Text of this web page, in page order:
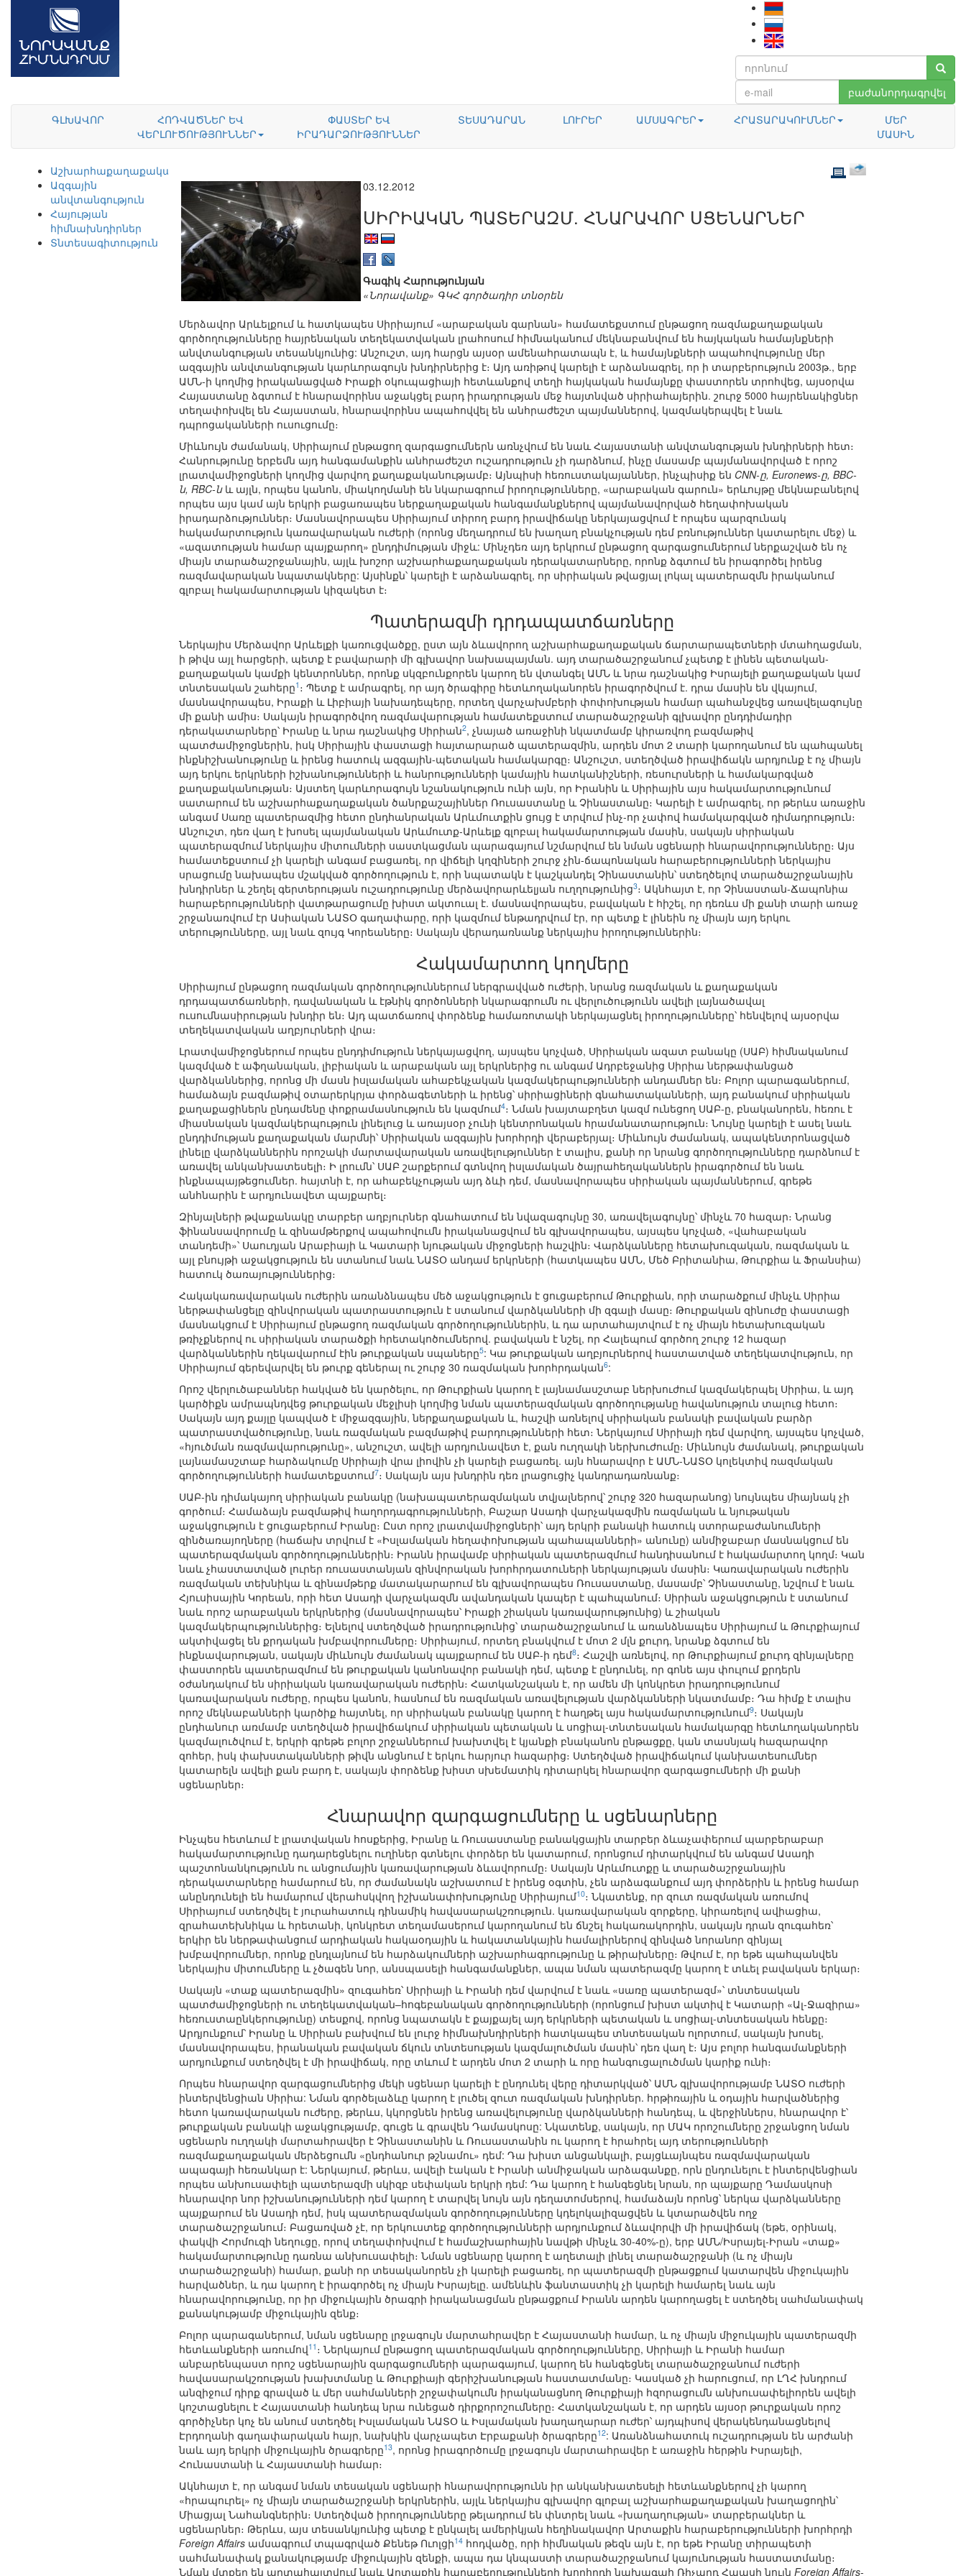
բաժանորդագրվել
ԳԼԽԱՎՈՐ
ՀՈԴՎԱԾՆԵՐ ԵՎ
ՎԵՐԼՈՒԾՈՒԹՅՈՒՆՆԵՐ
ՓԱՍՏԵՐ ԵՎ
ԻՐԱԴԱՐՁՈՒԹՅՈՒՆՆԵՐ
ՏԵՍԱԴԱՐԱՆ ԼՈՒՐԵՐ ԱՄՍԱԳՐԵՐ ՀՐԱՏԱՐԱԿՈՒՄՆԵՐ
ՄԵՐ
ՄԱՍԻՆ
Աշխարհաքաղաքականություն
Ազգային
անվտանգություն
Հայության
հիմնախնդիրներ
Տնտեսագիտություն
03.12.2012
ՍԻՐԻԱԿԱՆ ՊԱՏԵՐԱԶՄ. ՀՆԱՐԱՎՈՐ ՍՑԵՆԱՐՆԵՐ
Գագիկ Հարությունյան
«Նորավանք» ԳԿՀ գործադիր տնօրեն
Մերձավոր Արևելքում և հատկապես Սիրիայում «արաբական գարնան» համատեքստում ընթացող ռազմաքաղաքական
գործողությունները հայրենական տեղեկատվական լրահոսում հիմնականում մեկնաբանվում են հայկական համայնքների
անվտանգության տեսանկյունից: Անշուշտ, այդ հարցն այսօր ամենահրատապն է, և համայնքների ապահովությունը մեր
ազգային անվտանգության կարևորագույն խնդիրներից է։ Այդ առիթով կարելի է արձանագրել, որ ի տարբերություն 2003թ., երբ
ԱՄՆ-ի կողմից իրականացված Իրաքի օկուպացիայի հետևանքով տեղի հայկական համայնքը փաստորեն տրոհվեց, այսօրվա
Հայաստանը ձգտում է հնարավորինս աջակցել բարդ իրադրության մեջ հայտնված սիրիահայերին. շուրջ 5000 հայրենակիցներ
տեղափոխվել են Հայաստան, հնարավորինս ապահովվել են անհրաժեշտ պայմաններով, կազմակերպվել է նաև
դպրոցականների ուսուցումը։
Միևնույն ժամանակ, Սիրիայում ընթացող զարգացումներն առնչվում են նաև Հայաստանի անվտանգության խնդիրների հետ։
Հանրությունը երբեմն այդ հանգամանքին անհրաժեշտ ուշադրություն չի դարձնում, ինչը մասամբ պայմանավորված է որոշ
լրատվամիջոցների կողմից վարվող քաղաքականությամբ։ Այնպիսի հեռուստակայաններ, ինչպիսիք են CNN-ը, Euronews-ը, BBC-
ն, RBC-նև այլն, որպես կանոն, միակողմանի են նկարագրում իրողությունները, «արաբական գարուն» երևույթը մեկնաբանելով
որպես այս կամ այն երկրի բացառապես ներքաղաքական հանգամանքներով պայմանավորված հեղափոխական
իրադարձություններ։ Մասնավորապես Սիրիայում տիրող բարդ իրավիճակը ներկայացվում է որպես պարզունակ
հակամարտություն կառավարական ուժերի (որոնց մեղադրում են խաղաղ բնակչության դեմ բռնություններ կատարելու մեջ) և
«ազատության համար պայքարող» ընդդիմության միջև: Մինչդեռ այդ երկրում ընթացող զարգացումներում ներքաշված են ոչ
միայն տարածաշրջանային, այլև խոշոր աշխարհաքաղաքական դերակատարները, որոնք ձգտում են իրագործել իրենց
ռազմավարական նպատակները: Այսինքն՝ կարելի է արձանագրել, որ սիրիական թվացյալ լոկալ պատերազմն իրականում
գլոբալ հակամարտության կիզակետ է։
Պատերազմի դրդապատճառները
Ներկայիս Մերձավոր Արևելքի կառուցվածքը, ըստ այն ձևավորող աշխարհաքաղաքական ճարտարապետների մտահղացման,
ի թիվս այլ հարցերի, պետք է բավարարի մի գլխավոր նախապայման. այդ տարածաշրջանում չպետք է լինեն պետական-
քաղաքական կամքի կենտրոններ, որոնք սկզբունքորեն կարող են վտանգել ԱՄՆ և նրա դաշնակից Իսրայելի քաղաքական կամ
տնտեսական շահերը1 ։ Պետք է ամրագրել, որ այդ ծրագիրը հետևողականորեն իրագործվում է. դրա մասին են վկայում,
մասնավորապես, Իրաքի և Լիբիայի նախադեպերը, որտեղ վարչախմբերի փոփոխության համար պահանջվեց առավելագույնը
մի քանի ամիս։ Սակայն իրագործվող ռազմավարության համատեքստում տարածաշրջանի գլխավոր ընդդիմադիր
դերակատարները՝ Իրանը և նրա դաշնակից Սիրիան2, չնայած առաջինի նկատմամբ կիրառվող բազմաթիվ
պատժամիջոցներին, իսկ Սիրիային փաստացի հայտարարած պատերազմին, արդեն մոտ 2 տարի կարողանում են պահպանել
ինքնիշխանությունը և իրենց հատուկ ազգային-պետական համակարգը։ Անշուշտ, ստեղծված իրավիճակն արդյունք է ոչ միայն
այդ երկու երկրների իշխանությունների և հանրությունների կամային հատկանիշների, ռեսուրսների և համակարգված
քաղաքականության։ Այստեղ կարևորագույն նշանակություն ունի այն, որ Իրանին և Սիրիային այս հակամարտությունում
սատարում են աշխարհաքաղաքական ծանրքաշայիններ Ռուսաստանը և Չինաստանը։ Կարելի է ամրագրել, որ թերևս առաջին
անգամ Սառը պատերազմից հետո ընդհանրական Արևմուտքին ցույց է տրվում ինչ-որ չափով համակարգված դիմադրություն։
Անշուշտ, դեռ վաղ է խոսել պայմանական Արևմուտք-Արևելք գլոբալ հակամարտության մասին, սակայն սիրիական
պատերազմում ներկայիս միտումների սաստկացման պարագայում նշմարվում են նման սցենարի հնարավորությունները։ Այս
համատեքստում չի կարելի անգամ բացառել, որ վիճելի կղզիների շուրջ չին-ճապոնական հարաբերությունների ներկայիս
սրացումը նախապես մշակված գործողություն է, որի նպատակն է կաշկանդել Չինաստանին՝ ստեղծելով տարածաշրջանային
խնդիրներ և շեղել գերտերության ուշադրությունը մերձավորարևելյան ուղղությունից3։ Ակնհայտ է, որ Չինաստան-Ճապոնիա
հարաբերությունների վատթարացումը խիստ ակտուալ է. մասնավորապես, բավական է հիշել, որ դեռևս մի քանի տարի առաջ
շրջանառվում էր Ասիական ՆԱՏՕ գաղափարը, որի կազմում ենթադրվում էր, որ պետք է լինեին ոչ միայն այդ երկու
տերությունները, այլ նաև զույգ Կորեաները։ Սակայն վերադառնանք ներկայիս իրողություններին։
Հակամարտող կողմերը
Սիրիայում ընթացող ռազմական գործողություններում ներգրավված ուժերի, նրանց ռազմական և քաղաքական
դրդապատճառների, դավանական և էթնիկ գործոնների նկարագրումն ու վերլուծությունն ավելի լայնածավալ
ուսումնասիրության խնդիր են։ Այդ պատճառով փորձենք համառոտակի ներկայացնել իրողությունները՝ հենվելով այսօրվա
տեղեկատվական աղբյուրների վրա։
Լրատվամիջոցներում որպես ընդդիմություն ներկայացվող, այսպես կոչված, Սիրիական ազատ բանակը (ՍԱԲ) հիմնականում
կազմված է աֆղանական, լիբիական և արաբական այլ երկրներից ու անգամ Ադրբեջանից Սիրիա ներթափանցած
վարձկաններից, որոնց մի մասն իսլամական ահաբեկչական կազմակերպությունների անդամներ են։ Բոլոր պարագաներում,
համաձայն բազմաթիվ օտարերկրյա փորձագետների և իրենց՝ սիրիացիների գնահատականների, այդ բանակում սիրիական
քաղաքացիներն ընդամենը փոքրամասնություն են կազմում4։ Նման խայտաբղետ կազմ ունեցող ՍԱԲ-ը, բնականորեն, հեռու է
միասնական կազմակերպություն լինելուց և առայսօր չունի կենտրոնական հրամանատարություն։ Նույնը կարելի է ասել նաև
ընդդիմության քաղաքական մարմնի՝ Սիրիական ազգային խորհրդի վերաբերյալ։ Միևնույն ժամանակ, ապակենտրոնացված
լինելը վարձկաններին որոշակի մարտավարական առավելություններ է տալիս, քանի որ նրանց գործողությունները դարձնում է
առավել անկանխատեսելի։ Ի լրումն՝ ՍԱԲ շարքերում գտնվող իսլամական ծայրահեղականներն իրագործում են նաև
ինքնապայթեցումներ. հայտնի է, որ ահաբեկչության այդ ձևի դեմ, մասնավորապես սիրիական պայմաններում, գրեթե
անհնարին է արդյունավետ պայքարել։
Զինյալների թվաքանակը տարբեր աղբյուրներ գնահատում են նվազագույնը 30, առավելագույնը՝ մինչև 70 հազար։ Նրանց
ֆինանսավորումը և զինամթերքով ապահովումն իրականացվում են գլխավորապես, այսպես կոչված, «վահաբական
տանդեմի»՝ Սաուդյան Արաբիայի և Կատարի նյութական միջոցների հաշվին։ Վարձկանները հետախուզական, ռազմական և
այլ բնույթի աջակցություն են ստանում նաև ՆԱՏՕ անդամ երկրների (հատկապես ԱՄՆ, Մեծ Բրիտանիա, Թուրքիա և Ֆրանսիա)
հատուկ ծառայություններից։
Հակակառավարական ուժերին առանձնապես մեծ աջակցություն է ցուցաբերում Թուրքիան, որի տարածքում մինչև Սիրիա
ներթափանցելը զինվորական պատրաստություն է ստանում վարձկանների մի զգալի մասը։ Թուրքական զինուժը փաստացի
մասնակցում է Սիրիայում ընթացող ռազմական գործողություններին, և դա արտահայտվում է ոչ միայն հետախուզական
թռիչքներով ու սիրիական տարածքի հրետակոծումներով. բավական է նշել, որ Հալեպում գործող շուրջ 12 հազար
վարձկաններին ղեկավարում էին թուրքական սպաները5: Կա թուրքական աղբյուրներով հաստատված տեղեկատվություն, որ
Սիրիայում գերեվարվել են թուրք գեներալ ու շուրջ 30 ռազմական խորհրդական6:
Որոշ վերլուծաբաններ հակված են կարծելու, որ Թուրքիան կարող է լայնամասշտաբ ներխուժում կազմակերպել Սիրիա, և այդ
կարծիքն ամրապնդվեց թուրքական մեջլիսի կողմից նման պատերազմական գործողությանը հավանություն տալուց հետո։
Սակայն այդ քայլը կապված է միջազգային, ներքաղաքական և, հաշվի առնելով սիրիական բանակի բավական բարձր
պատրաստվածությունը, նաև ռազմական բազմաթիվ բարդությունների հետ։ Ներկայում Սիրիայի դեմ վարվող, այսպես կոչված,
«հյուծման ռազմավարությունը», անշուշտ, ավելի արդյունավետ է, քան ուղղակի ներխուժումը։ Միևնույն ժամանակ, թուրքական
լայնամասշտաբ հարձակումը Սիրիայի վրա լիովին չի կարելի բացառել. այն հնարավոր է ԱՄՆ-ՆԱՏՕ կոլեկտիվ ռազմական
գործողությունների համատեքստում7։ Սակայն այս խնդրին դեռ լրացուցիչ կանդրադառնանք։
ՍԱԲ-ին դիմակայող սիրիական բանակը (նախապատերազմական տվյալներով՝ շուրջ 320 հազարանոց) նույնպես միայնակ չի
գործում։ Համաձայն բազմաթիվ հաղորդագրությունների, Բաշար Ասադի վարչակազմին ռազմական և նյութական
աջակցություն է ցուցաբերում Իրանը։ Ըստ որոշ լրատվամիջոցների՝ այդ երկրի բանակի հատուկ ստորաբաժանումների
զինծառայողները (հաճախ տրվում է «Իսլամական հեղափոխության պահապանների» անունը) անմիջաբար մասնակցում են
պատերազմական գործողություններին։ Իրանն իրավամբ սիրիական պատերազմում հանդիսանում է հակամարտող կողմ։ Կան
նաև չհաստատված լուրեր ռուսաստանյան զինվորական խորհրդատուների ներկայության մասին։ Կառավարական ուժերին
ռազմական տեխնիկա և զինամթերք մատակարարում են գլխավորապես Ռուսաստանը, մասամբ՝ Չինաստանը, նշվում է նաև
Հյուսիսային Կորեան, որի հետ Ասադի վարչակազմն ավանդական կապեր է պահպանում։ Սիրիան աջակցություն է ստանում
նաև որոշ արաբական երկրներից (մասնավորապես՝ Իրաքի շիական կառավարությունից) և շիական
կազմակերպություններից։ Ելնելով ստեղծված իրադրությունից՝ տարածաշրջանում և առանձնապես Սիրիայում և Թուրքիայում
ակտիվացել են քրդական խմբավորումները։ Սիրիայում, որտեղ բնակվում է մոտ 2 մլն քուրդ, նրանք ձգտում են
ինքնավարության, սակայն միևնույն ժամանակ պայքարում են ՍԱԲ-ի դեմ8։ Հաշվի առնելով, որ Թուրքիայում քուրդ զինյալները
փաստորեն պատերազմում են թուրքական կանոնավոր բանակի դեմ, պետք է ընդունել, որ գոնե այս փուլում քրդերն
օժանդակում են սիրիական կառավարական ուժերին։ Հատկանշական է, որ ամեն մի կոնկրետ իրադրությունում
կառավարական ուժերը, որպես կանոն, հասնում են ռազմական առավելության վարձկանների նկատմամբ։ Դա հիմք է տալիս
որոշ մեկնաբանների կարծիք հայտնել, որ սիրիական բանակը կարող է հաղթել այս հակամարտությունում9։ Սակայն
ընդհանուր առմամբ ստեղծված իրավիճակում սիրիական պետական և սոցիալ-տնտեսական համակարգը հետևողականորեն
կազմալուծվում է, երկրի գրեթե բոլոր շրջաններում խախտվել է կյանքի բնականոն ընթացքը, կան տասնյակ հազարավոր
զոհեր, իսկ փախստականների թիվն անցնում է երկու հարյուր հազարից։ Ստեղծված իրավիճակում կանխատեսումներ
կատարելն ավելի քան բարդ է, սակայն փորձենք խիստ սխեմատիկ դիտարկել հնարավոր զարգացումների մի քանի
սցենարներ։
Հնարավոր զարգացումները և սցենարները
Ինչպես հետևում է լրատվական հոսքերից, Իրանը և Ռուսաստանը բանակցային տարբեր ձևաչափերում պարբերաբար
հակամարտությունը դադարեցնելու ուղիներ գտնելու փորձեր են կատարում, որոնցում դիտարկվում են անգամ Ասադի
պաշտոնանկությունն ու անցումային կառավարության ձևավորումը։ Սակայն Արևմուտքը և տարածաշրջանային
դերակատարները համարում են, որ ժամանակն աշխատում է իրենց օգտին, չեն արձագանքում այդ փորձերին և իրենց համար
անընդունելի են համարում վերահսկվող իշխանափոխությունը Սիրիայում10։ Նկատենք, որ զուտ ռազմական առումով
Սիրիայում ստեղծվել է յուրահատուկ դինամիկ հավասարակշռություն. կառավարական զորքերը, կիրառելով ավիացիա,
զրահատեխնիկա և հրետանի, կոնկրետ տեղամասերում կարողանում են ճնշել հակառակորդին, սակայն դրան զուգահեռ՝
երկիր են ներթափանցում արդիական հակաօդային և հակատանկային համալիրներով զինված նորանոր զինյալ
խմբավորումներ, որոնք ընդլայնում են հարձակումների աշխարհագրությունը և թիրախները։ Թվում է, որ եթե պահպանվեն
ներկայիս միտումները և չծագեն նոր, անսպասելի հանգամանքներ, ապա նման պատերազմը կարող է տևել բավական երկար։
Սակայն «տաք պատերազմին» զուգահեռ՝ Սիրիայի և Իրանի դեմ վարվում է նաև «սառը պատերազմ»՝ տնտեսական
պատժամիջոցների ու տեղեկատվական–հոգեբանական գործողությունների (որոնցում խիստ ակտիվ է Կատարի «Ալ-Ջազիրա»
հեռուստաընկերությունը) տեսքով, որոնց նպատակն է քայքայել այդ երկրների պետական և սոցիալ-տնտեսական հենքը։
Արդյունքում՝ Իրանը և Սիրիան բախվում են լուրջ հիմնախնդիրների հատկապես տնտեսական ոլորտում, սակայն խոսել,
մասնավորապես, իրանական բավական ճկուն տնտեսության կազմալուծման մասին՝ դեռ վաղ է։ Այս բոլոր հանգամանքների
արդյունքում ստեղծվել է մի իրավիճակ, որը տևում է արդեն մոտ 2 տարի և որը հանգուցալուծման կարիք ունի։
Որպես հնարավոր զարգացումներից մեկի սցենար կարելի է ընդունել վերը դիտարկված՝ ԱՄՆ գլխավորությամբ ՆԱՏՕ ուժերի
ինտերվենցիան Սիրիա: Նման գործելաձևը կարող է լուծել զուտ ռազմական խնդիրներ. հրթիռային և օդային հարվածներից
հետո կառավարական ուժերը, թերևս, կկորցնեն իրենց առավելությունը վարձկանների հանդեպ, և վերջիններս, հնարավոր է՝
թուրքական բանակի աջակցությամբ, գուցե և գրավեն Դամասկոսը: Նկատենք, սակայն, որ ՄԱԿ որոշումները շրջանցող նման
սցենարն ուղղակի մարտահրավեր է Չինաստանին և Ռուսաստանին ու կարող է հրահրել այդ տերությունների
ռազմաքաղաքական մերձեցումն «ընդհանուր թշնամու» դեմ: Դա խիստ անցանկալի, բայցևայնպես ռազմավարական
ապագայի հեռանկար է: Ներկայում, թերևս, ավելի էական է Իրանի անմիջական արձագանքը, որն ընդունելու է ինտերվենցիան
որպես անխուսափելի պատերազմի սկիզբ սեփական երկրի դեմ: Դա կարող է հանգեցնել նրան, որ պայքարը Դամասկոսի
հնարավոր նոր իշխանությունների դեմ կարող է տարվել նույն այն դեղատոմսերով, համաձայն որոնց՝ ներկա վարձկանները
պայքարում են Ասադի դեմ, իսկ պատերազմական գործողությունները կդելոկալիզացվեն և կտարածվեն ողջ
տարածաշրջանում։ Բացառված չէ, որ երկուստեք գործողությունների արդյունքում ձևավորվի մի իրավիճակ (եթե, օրինակ,
փակվի Հորմուզի նեղուցը, որով տեղափոխվում է համաշխարհային նավթի մինչև 30-40%-ը), երբ ԱՄՆ/Իսրայել-Իրան «տաք»
հակամարտությունը դառնա անխուսափելի։ Նման սցենարը կարող է աղետալի լինել տարածաշրջանի (և ոչ միայն
տարածաշրջանի) համար, քանի որ տեսականորեն չի կարելի բացառել, որ պատերազմի ընթացքում կատարվեն միջուկային
հարվածներ, և դա կարող է իրագործել ոչ միայն Իսրայելը. ամենևին ֆանտաստիկ չի կարելի համարել նաև այն
հնարավորությունը, որ իր միջուկային ծրագրի իրականացման ընթացքում Իրանն արդեն կարողացել է ստեղծել սահմանափակ
քանակությամբ միջուկային զենք։
Բոլոր պարագաներում, նման սցենարը լրջագույն մարտահրավեր է Հայաստանի համար, և ոչ միայն միջուկային պատերազմի
հետևանքների առումով11 ։ Ներկայում ընթացող պատերազմական գործողությունները, Սիրիայի և Իրանի համար
անբարենպաստ որոշ սցենարային զարգացումների պարագայում, կարող են հանգեցնել տարածաշրջանում ուժերի
հավասարակշռության խախտմանը և Թուրքիայի գերիշխանության հաստատմանը։ Կասկած չի հարուցում, որ ԼՂՀ խնդրում
անզիջում դիրք գրաված և մեր սահմանների շրջափակումն իրականացնող Թուրքիայի հզորացումն անխուսափելիորեն ավելի
կոշտացնելու է Հայաստանի հանդեպ նրա ունեցած դիրքորոշումները։ Հատկանշական է, որ արդեն այսօր թուրքական որոշ
գործիչներ կոչ են անում ստեղծել Իսլամական ՆԱՏՕ և Իսլամական խաղաղարար ուժեր՝ այդպիսով վերակենդանացնելով
Էրդողանի գաղափարական հայր, նախկին վարչապետ Էրբաքանի ծրագրերը12: Առանձնահատուկ ուշադրության են արժանի
նաև այդ երկրի միջուկային ծրագրերը13, որոնց իրագործումը լրջագույն մարտահրավեր է առաջին հերթին Իսրայելի,
Հունաստանի և Հայաստանի համար։
Ակնհայտ է, որ անգամ նման տեսական սցենարի հնարավորությունն իր անկանխատեսելի հետևանքներով չի կարող
«հրապուրել» ոչ միայն տարածաշրջանի երկրներին, այլև ներկայիս գլխավոր գլոբալ աշխարհաքաղաքական խաղացողին՝
Միացյալ Նահանգներին։ Ստեղծված իրողությունները թելադրում են փնտրել նաև «խաղաղության» տարբերակներ և
սցենարներ։ Թերևս, այս տեսանկյունից պետք է ընկալել ամերիկյան հեղինակավոր Արտաքին հարաբերությունների խորհրդի
Foreign Affairs ամսագրում տպագրված Քենեթ Ուոլցի14 հոդվածը, որի հիմնական թեզն այն է, որ եթե Իրանը տիրապետի
սահմանափակ քանակությամբ միջուկային զենքի, ապա դա կնպաստի տարածաշրջանում կայունության հաստատմանը։
Նման մտքեր են արտահայտվում նաև Արտաքին հարաբերությունների խորհրդի նախագահ Ռիչարդ Հաասի նույն Foreign Affairs-